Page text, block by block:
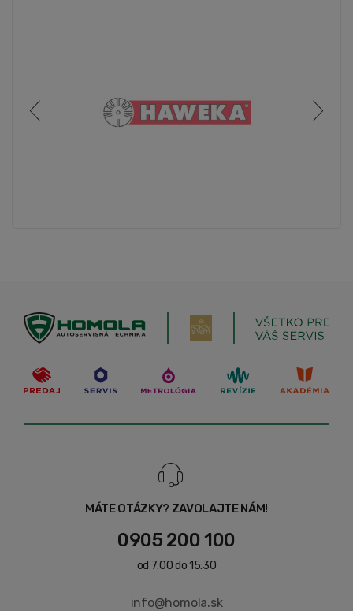
MÁTE OTÁZKY? ZAVOLAJTE NÁM!
0905 200 100
od 7:00 do 15:30
info@homola.sk